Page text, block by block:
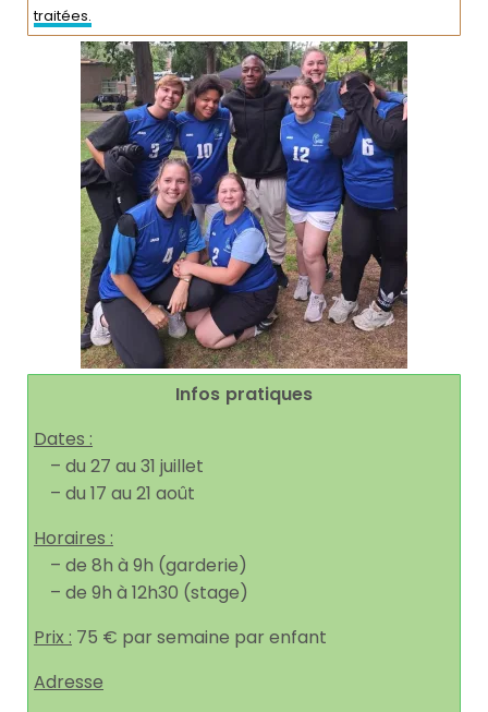
traitées.
Infos pratiques
Dates :
– du 27 au 31 juillet
– du 17 au 21 août
Horaires :
– de 8h à 9h (garderie)
– de 9h à 12h30 (stage)
Prix : 75 € par semaine par enfant
Adresse